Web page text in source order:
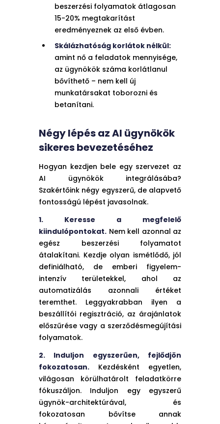
beszerzési folyamatok átlagosan
15-20% megtakarítást
eredményeznek az első évben.
Skálázhatóság korlátok nélkül:
amint nő a feladatok mennyisége,
az ügynökök száma korlátlanul
bővíthető – nem kell új
munkatársakat toborozni és
betanítani.
Négy lépés az AI ügynökök
sikeres bevezetéséhez
Hogyan kezdjen bele egy szervezet az
AI ügynökök integrálásába?
Szakértőink négy egyszerű, de alapvető
fontosságú lépést javasolnak.
1. Keresse a megfelelő
kiindulópontokat. Nem kell azonnal az
egész beszerzési folyamatot
átalakítani. Kezdje olyan ismétlődő, jól
definiálható, de emberi figyelem-
intenzív területekkel, ahol az
automatizálás azonnali értéket
teremthet. Leggyakrabban ilyen a
beszállítói regisztráció, az árajánlatok
előszűrése vagy a szerződésmegújítási
folyamatok.
2. Induljon egyszerűen, fejlődjön
fokozatosan. Kezdésként egyetlen,
világosan körülhatárolt feladatkörre
fókuszáljon. Induljon egy egyszerű
ügynök-architektúrával, és
fokozatosan bővítse annak